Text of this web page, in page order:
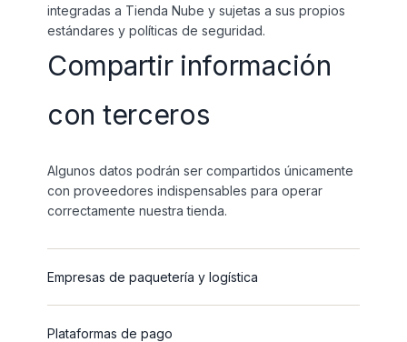
integradas a Tienda Nube y sujetas a sus propios
estándares y políticas de seguridad.
Compartir información
con terceros
Algunos datos podrán ser compartidos únicamente
con proveedores indispensables para operar
correctamente nuestra tienda.
Empresas de paquetería y logística
Plataformas de pago